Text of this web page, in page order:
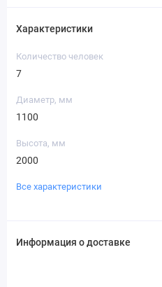
Характеристики
Количество человек
7
Диаметр, мм
1100
Высота, мм
2000
Все характеристики
Информация о доставке